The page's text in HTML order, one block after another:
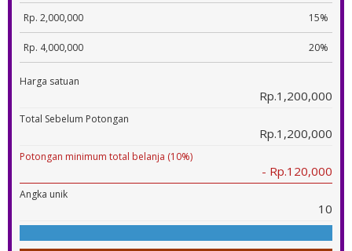
Rp. 2,000,000 15%
Rp. 4,000,000 20%
Harga satuan
Rp.1,200,000
Total Sebelum Potongan
Rp.1,200,000
Potongan minimum total belanja (10%)
- Rp.120,000
Angka unik
10